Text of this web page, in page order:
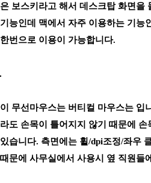
은 보스키라고 해서 데스크탑 화면을
기능인데 맥에서 자주 이용하는 기능
한번으로 이용이 가능합니다.
이 무선마우스는 버티컬 마우스는 입
라도 손목이 틀어지지 않기 때문에
있습니다. 측면에는 휠/dpi조정/좌우
때문에 사무실에서 사용시 옆 직원들